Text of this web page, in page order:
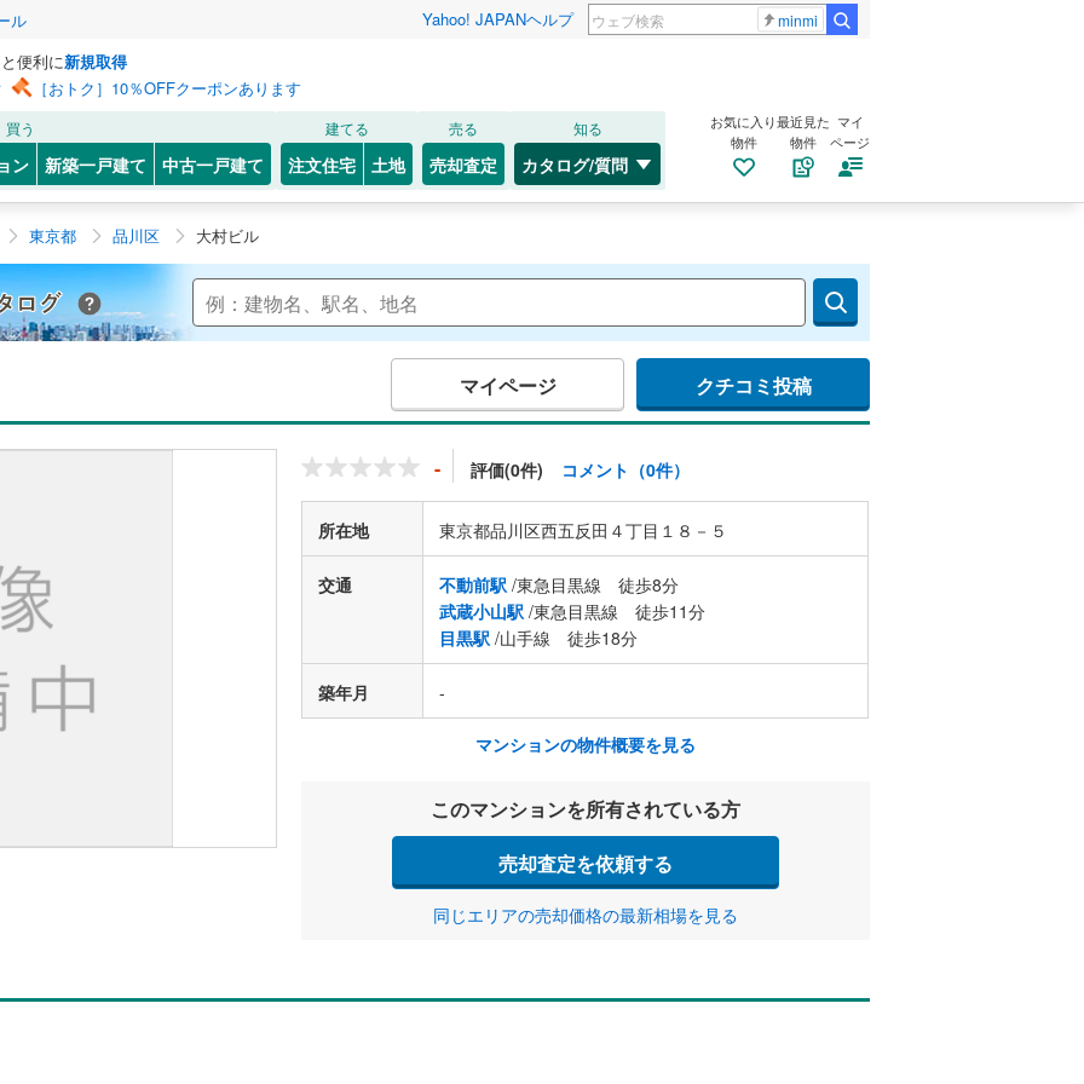
ル Yahoo! JAPANヘルプ minmi
便利に新規取得
［おトク］10％OFFクーポンあります
買う
ン 新築一戸建て 中古一戸建て
建てる
注文住宅 土地
売る
売却査定
知る
カタログ/質問
お気に入り
物件
最近見た
物件
マイ
ページ
東京都 品川区 大村ビル
Yahoo!不動産 マンションカタログ
マイページ クチコミ投稿
- 評価(0件) コメント（0件）
所在地 東京都品川区西五反田４丁目１８－５
交通 不動前駅 /東急目黒線 徒歩8分
武蔵小山駅 /東急目黒線 徒歩11分
目黒駅 /山手線 徒歩18分
築年月 -
マンションの物件概要を見る
このマンションを所有されている方
売却査定を依頼する
同じエリアの売却価格の最新相場を見る